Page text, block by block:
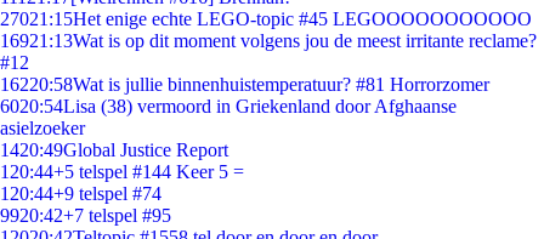
27021:15Het enige echte LEGO-topic #45 LEGOOOOOOOOOOO
16921:13Wat is op dit moment volgens jou de meest irritante reclame?
#12
16220:58Wat is jullie binnenhuistemperatuur? #81 Horrorzomer
6020:54Lisa (38) vermoord in Griekenland door Afghaanse
asielzoeker
1420:49Global Justice Report
1 20:44+5 telspel #144 Keer 5 =
1 20:44+9 telspel #74
9920:42+7 telspel #95